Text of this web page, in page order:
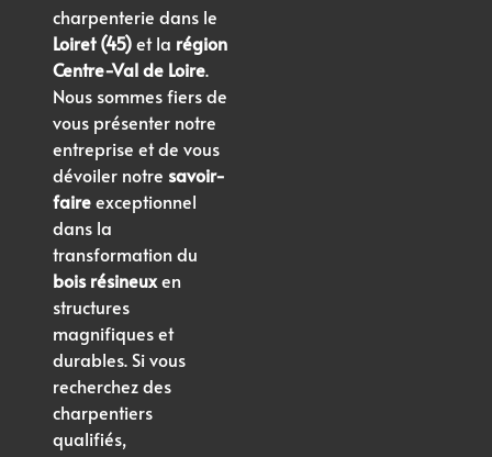
charpenterie dans le
Loiret (45)et la région
Centre-Val de Loire.
Nous sommes fiers de
vous présenter notre
entreprise et de vous
dévoiler notre savoir-
faireexceptionnel
dans la
transformation du
bois résineuxen
structures
magnifiques et
durables. Si vous
recherchez des
charpentiers
qualifiés,